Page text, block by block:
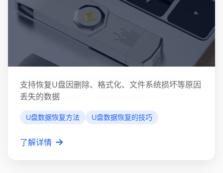
U盘数据恢复
支持恢复U盘因删除、格式化、文件系统损坏等原因
丢失的数据
U盘数据恢复方法 U盘数据恢复的技巧
了解详情